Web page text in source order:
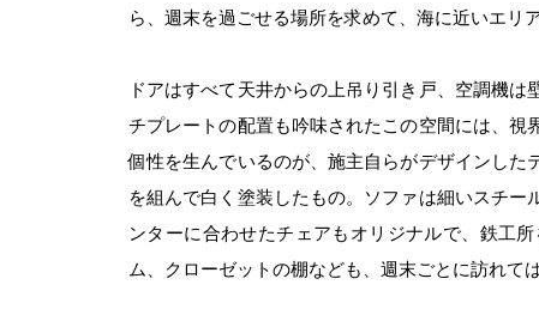
ら、週末を過ごせる場所を求めて、海に近いエリ
ドアはすべて天井からの上吊り引き戸、空調機
チプレートの配置も吟味されたこの空間には、視
個性を生んでいるのが、施主自らがデザインし
を組んで白く塗装したもの。ソファは細いスチ
ンターに合わせたチェアもオリジナルで、鉄工
ム、クローゼットの棚なども、週末ごとに訪れて